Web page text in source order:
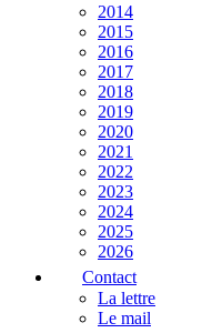
2014
2015
2016
2017
2018
2019
2020
2021
2022
2023
2024
2025
2026
Contact
La lettre
Le mail